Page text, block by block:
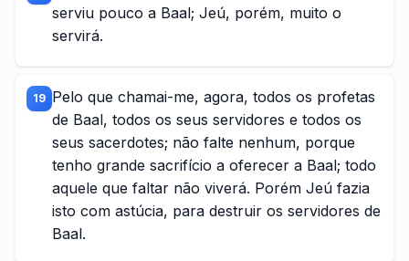
serviu pouco a Baal; Jeú, porém, muito o
servirá.
19 Pelo que chamai-me, agora, todos os profetas
de Baal, todos os seus servidores e todos os
seus sacerdotes; não falte nenhum, porque
tenho grande sacrifício a oferecer a Baal; todo
aquele que faltar não viverá. Porém Jeú fazia
isto com astúcia, para destruir os servidores de
Baal.